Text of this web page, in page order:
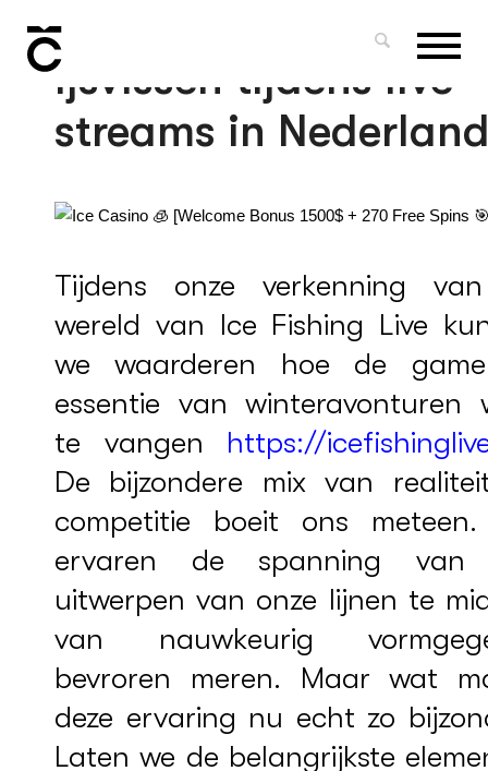
Maximaal genot in
ijsvissen tijdens live-
streams in
Tijdens onze verkenning
wereld van Ice Fishing Live
we waarderen hoe de
essentie van winteravonturen
te vangen https://
De bijzondere mix van
competitie boeit ons
ervaren de spanning van
uitwerpen van onze lijnen te
van nauwkeurig
bevroren meren. Maar wat
deze ervaring nu echt zo
Laten we de belangrijkste